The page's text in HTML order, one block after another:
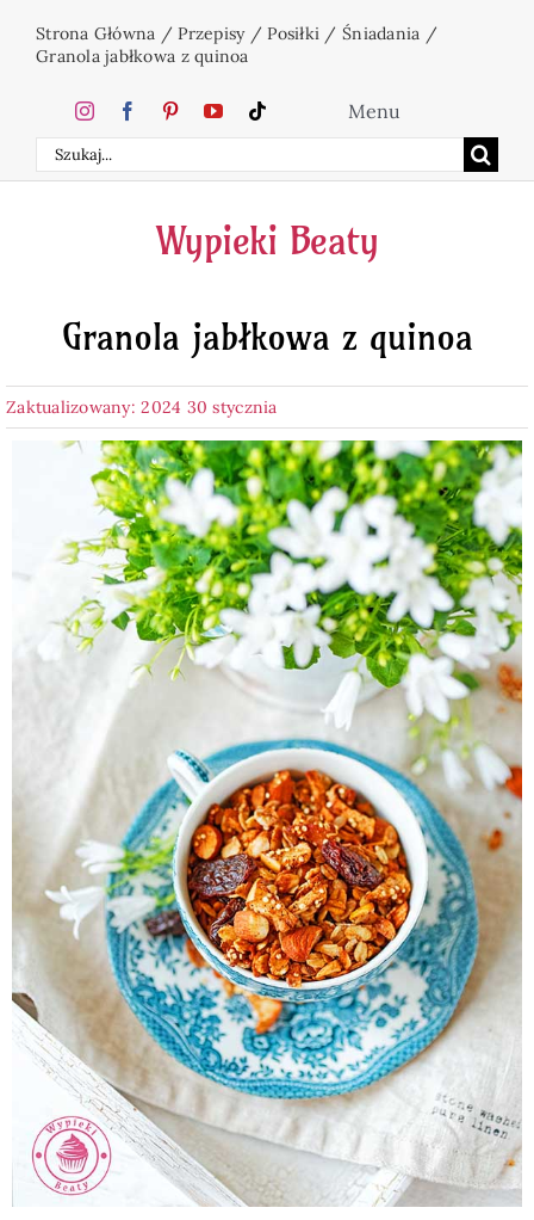
zawartości
Strona Główna /Przepisy/Posiłki / Śniadania /
Granola jabłkowa z quinoa
Szukaj
Menu
Home
Ciasta
Desery
Napoje
Pieczywo
Przetwory
Posiłki
Zdrowo i fit
Kuchnie świata
SKLEP
Polski
Wypieki Beaty
Granola jabłkowa z quinoa
Zaktualizowany: 2024 30 stycznia